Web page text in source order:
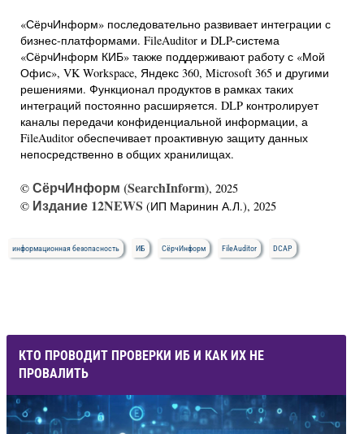
«СёрчИнформ» последовательно развивает интеграции с
бизнес-платформами. FileAuditor и DLP-система
«СёрчИнформ КИБ» также поддерживают работу с «Мой
Офис», VK Workspace, Яндекс 360, Microsoft 365 и другими
решениями. Функционал продуктов в рамках таких
интеграций постоянно расширяется. DLP контролирует
каналы передачи конфиденциальной информации, а
FileAuditor обеспечивает проактивную защиту данных
непосредственно в общих хранилищах.
© СёрчИнформ (SearchInform), 2025
© Издание 12NEWS (ИП Маринин А.Л.), 2025
информационная безопасность ИБ СёрчИнформ FileAuditor DCAP
КТО ПРОВОДИТ ПРОВЕРКИ ИБ И КАК ИХ НЕ
ПРОВАЛИТЬ